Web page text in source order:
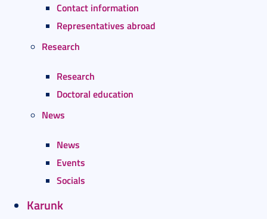
Contact information
Representatives abroad
Research
Research
Doctoral education
News
News
Events
Socials
Karunk